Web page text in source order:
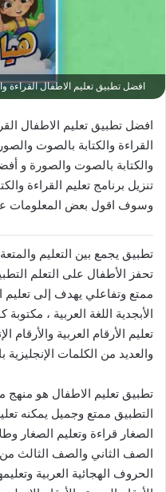
افضل تطبيق تعليم الاطفال القراءة
افضل تطبيق تعليم الاطفال
القراءة والكتابة بالصوت
والكتابة بالصوت والصورة و
تنزيل برنامج تعليم القراءة
وسوف اقول بعض المعلومات
تطبيق يجمع بين التعليم
تحفز الأطفال على التعلم
ممتع وتفاعلي يهدف إلى تعليم
الأبجدية اللغة العربية ،
تعليم الأرقام العربية والأرقام
والعديد من الكلمات
تطبيق تعليم الاطفال هو منهج
التطبيق ممتع وجميل يمكنه
الصغار قراءة وتعليم الصغار
الصف الثاني والصف الثالث
الحروف الهجائية العربية